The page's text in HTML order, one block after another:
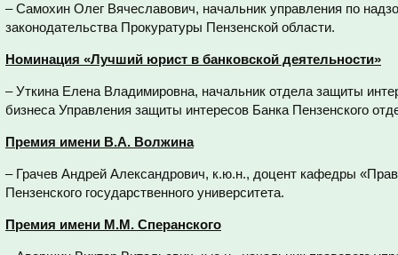
– Самохин Олег Вячеславович, начальник управления по
законодательства Прокуратуры Пензенской области.
Номинация «Лучший юрист в банковской деятельности»
– Уткина Елена Владимировна, начальник отдела защиты
бизнеса Управления защиты интересов Банка Пензенского
Премия имени В.А. Волжина
– Грачев Андрей Александрович, к.ю.н., доцент кафедры
Пензенского государственного университета.
Премия имени М.М. Сперанского